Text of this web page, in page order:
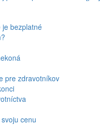
je bezplatné
pre zdravotníkov
cenu